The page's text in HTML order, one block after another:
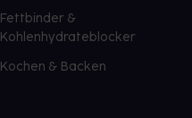
Fettbinder &
Kohlenhydrateblocker
Kochen & Backen